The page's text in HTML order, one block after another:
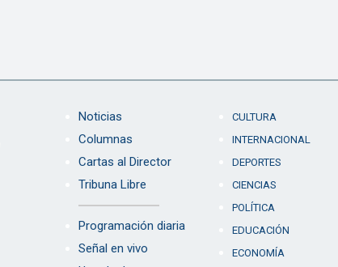
Noticias
Columnas
Cartas al Director
Tribuna Libre
Programación diaria
Señal en vivo
CULTURA
INTERNACIONAL
DEPORTES
CIENCIAS
POLÍTICA
EDUCACIÓN
ECONOMÍA